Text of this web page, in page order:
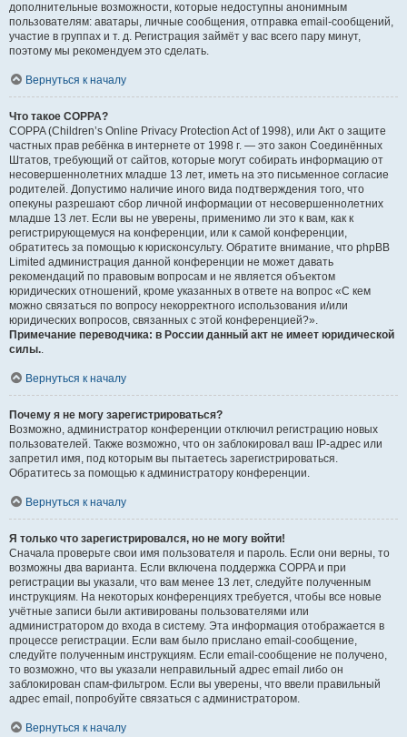
дополнительные возможности, которые недоступны анонимным
пользователям: аватары, личные сообщения, отправка email-сообщений,
участие в группах и т. д. Регистрация займёт у вас всего пару минут,
поэтому мы рекомендуем это сделать.
Вернуться к началу
Что такое COPPA?
COPPA (Children’s Online Privacy Protection Act of 1998), или Акт о защите
частных прав ребёнка в интернете от 1998 г. — это закон Соединённых
Штатов, требующий от сайтов, которые могут собирать информацию от
несовершеннолетних младше 13 лет, иметь на это письменное согласие
родителей. Допустимо наличие иного вида подтверждения того, что
опекуны разрешают сбор личной информации от несовершеннолетних
младше 13 лет. Если вы не уверены, применимо ли это к вам, как к
регистрирующемуся на конференции, или к самой конференции,
обратитесь за помощью к юрисконсульту. Обратите внимание, что phpBB
Limited администрация данной конференции не может давать
рекомендаций по правовым вопросам и не является объектом
юридических отношений, кроме указанных в ответе на вопрос «С кем
можно связаться по вопросу некорректного использования и/или
юридических вопросов, связанных с этой конференцией?».
Примечание переводчика: в России данный акт не имеет юридической
силы..
Вернуться к началу
Почему я не могу зарегистрироваться?
Возможно, администратор конференции отключил регистрацию новых
пользователей. Также возможно, что он заблокировал ваш IP-адрес или
запретил имя, под которым вы пытаетесь зарегистрироваться.
Обратитесь за помощью к администратору конференции.
Вернуться к началу
Я только что зарегистрировался, но не могу войти!
Сначала проверьте свои имя пользователя и пароль. Если они верны, то
возможны два варианта. Если включена поддержка COPPA и при
регистрации вы указали, что вам менее 13 лет, следуйте полученным
инструкциям. На некоторых конференциях требуется, чтобы все новые
учётные записи были активированы пользователями или
администратором до входа в систему. Эта информация отображается в
процессе регистрации. Если вам было прислано email-сообщение,
следуйте полученным инструкциям. Если email-сообщение не получено,
то возможно, что вы указали неправильный адрес email либо он
заблокирован спам-фильтром. Если вы уверены, что ввели правильный
адрес email, попробуйте связаться с администратором.
Вернуться к началу